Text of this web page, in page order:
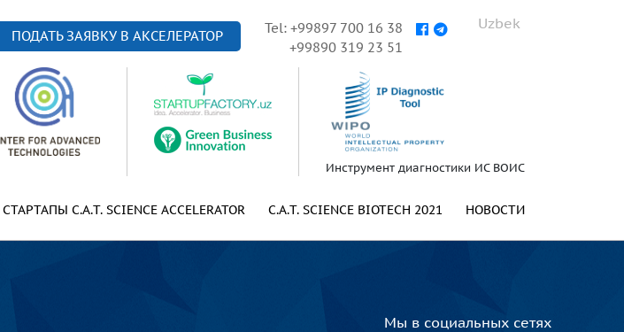
Uzbek
Tel: +99897 700 16 38
+99890 319 23 51
ПОДАТЬ ЗАЯВКУ В АКСЕЛЕРАТОР
Инструмент диагностики ИС ВОИС
НОВОСТИ
C.A.T. SCIENCE BIOTECH 2021
СТАРТАПЫ C.A.T. SCIENCE ACCELERATOR
Мы в социальных сетях